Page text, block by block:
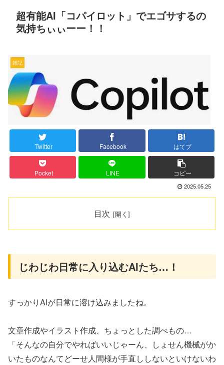
超有能AI「コパイロット」でエゴサするの
気持ちぃぃーー！！
雑記
Twitter Facebook はてブ
Pocket LINE コピー
2025.05.25
目次
じわじわ日常に入り込むAIたち…！
すっかりAIが日常に溶け込みましたね。
文章作成やイラスト作成、ちょっとした調べもの…
「そんなの自分でやればいいじゃーん、しょせん機械がか
いたものなんてどーせ人間様が手直ししないといけないわ